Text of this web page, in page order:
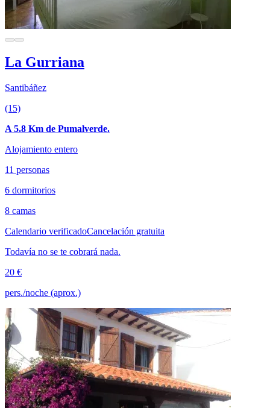
La Gurriana
Santibáñez
(15)
A 5.8 Km de Pumalverde.
Alojamiento entero
11 personas
6 dormitorios
8 camas
Calendario verificadoCancelación gratuita
Todavía no se te cobrará nada.
20 €
pers./noche (aprox.)